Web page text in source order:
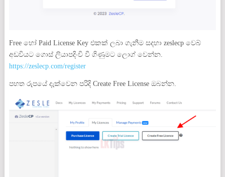
Free හෝ Paid License Key එකක් ලබා ගැනීම සදහා zeslecp වෙබ්
අඩවියට ගොස් ලියාපදිංචි වී ගිණුමට ලොග් වෙන්න.
https://zeslecp.com/register
පහත රුපයේ දැක්වෙන පරිදි Create Free License ඔබන්න.